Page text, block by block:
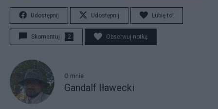
Udostępnij Udostępnij Lubię to!
Skomentuj 2 Obserwuj notkę
O mnie
Gandalf Iławecki